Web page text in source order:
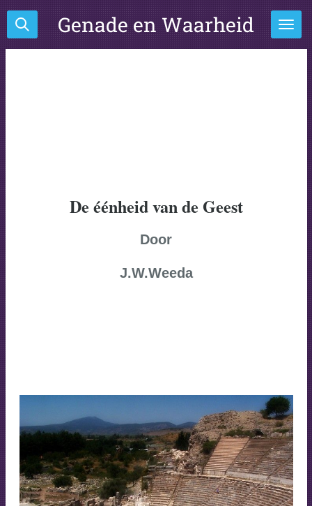
Ga
direct
naar
Genade en Waarheid
De éénheid van de Geest
Door
J.W.Weeda